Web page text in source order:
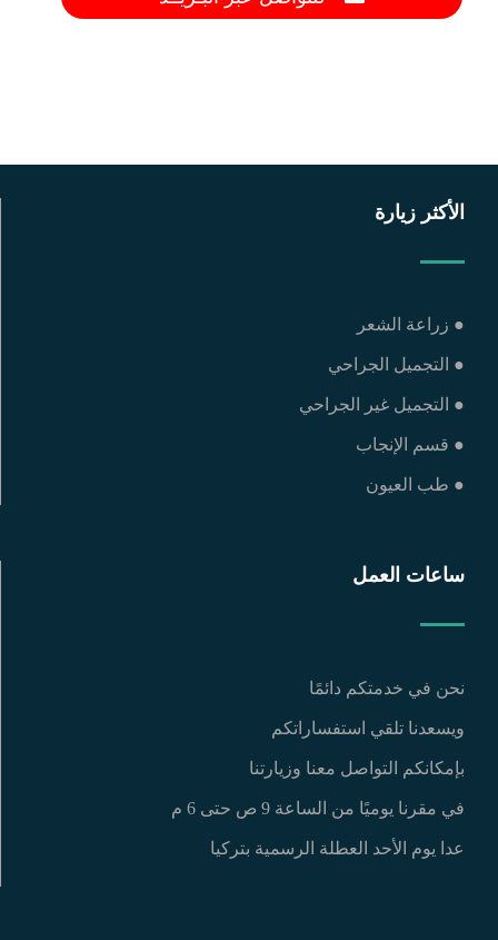
الأكثر زيارة
● زراعة الشعر
● التجميل الجراحي
● التجميل غير الجراحي
● قسم الإنجاب
● طب العيون
ساعات العمل
نحن في خدمتكم دائمًا
ويسعدنا تلقي استفساراتكم
بإمكانكم التواصل معنا وزيارتنا
في مقرنا يوميًا من الساعة 9 ص حتى 6 م
عدا يوم الأحد العطلة الرسمية بتركيا